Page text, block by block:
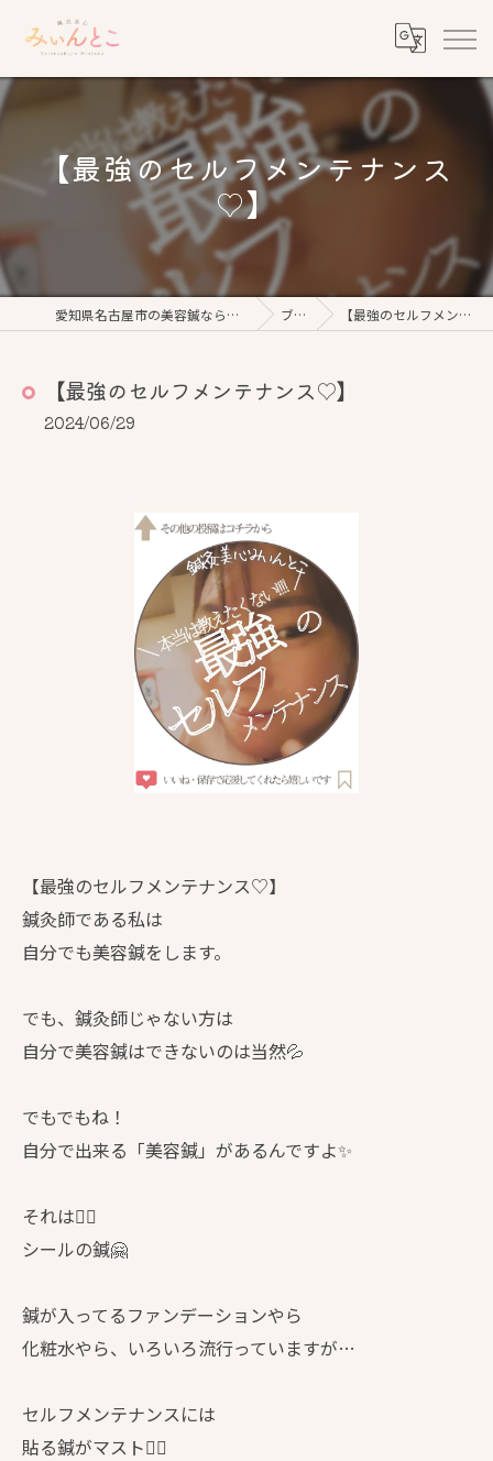
【最強のセルフメンテナンス
♡】
愛知県名古屋市の美容鍼なら鍼灸美心みぃんとこ ブログ 【最強のセルフメンテナンス♡】
【最強のセルフメンテナンス♡】
2024/06/29
【最強のセルフメンテナンス♡】
鍼灸師である私は
自分でも美容鍼をします。
でも、鍼灸師じゃない方は
自分で美容鍼はできないのは当然💦
でもでもね！
自分で出来る「美容鍼」があるんですよ✨
それは☝🏻
シールの鍼🤗
鍼が入ってるファンデーションやら
化粧水やら、いろいろ流行っていますが…
セルフメンテナンスには
貼る鍼がマスト👍🏻